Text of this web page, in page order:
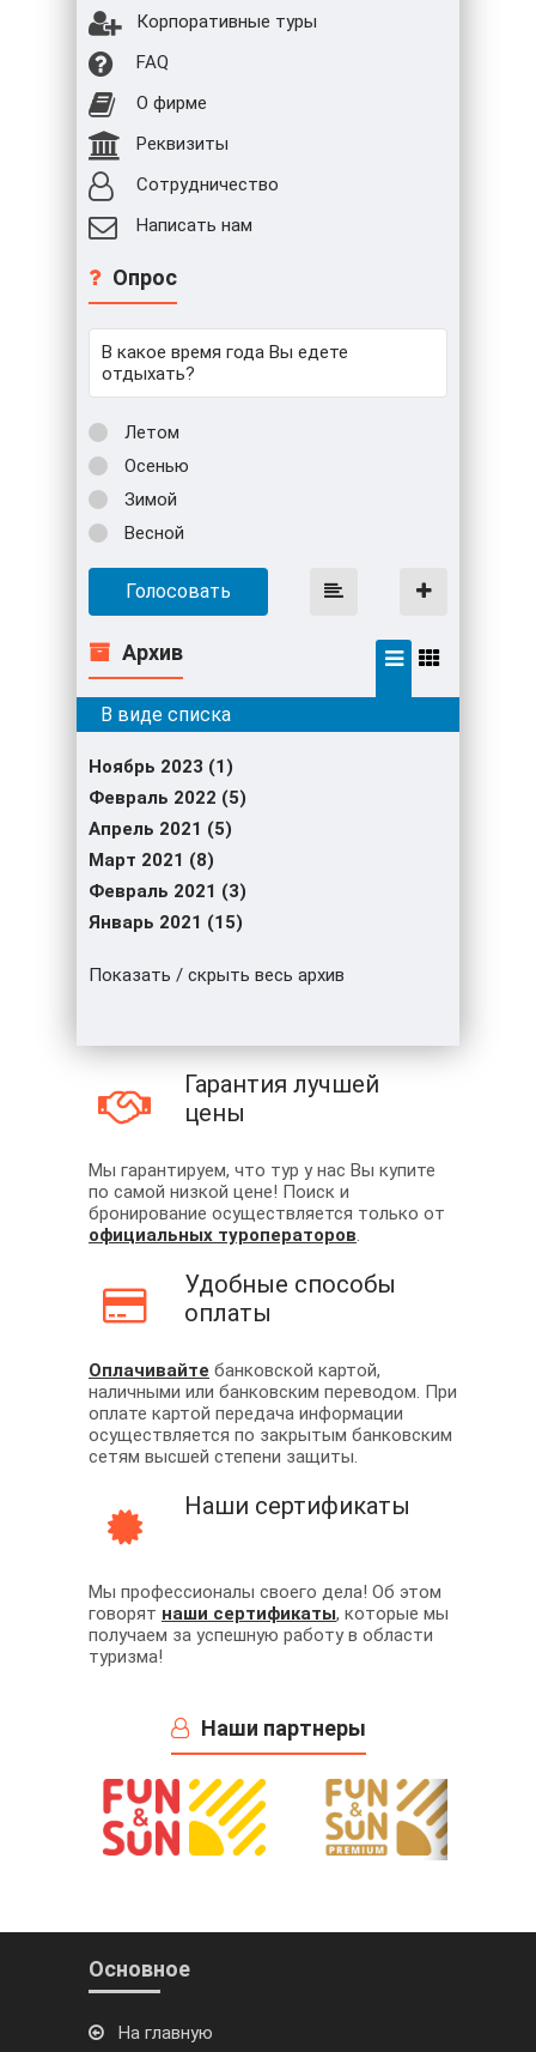
Корпоративные туры
FAQ
О фирме
Реквизиты
Сотрудничество
Написать нам
Опрос
В какое время года Вы едете
отдыхать?
Летом
Осенью
Зимой
Весной
Голосовать
Архив
Ноябрь 2023 (1)
Февраль 2022 (5)
Апрель 2021 (5)
Март 2021 (8)
Февраль 2021 (3)
Январь 2021 (15)
Показать / скрыть весь архив
Гарантия лучшей
цены
Мы гарантируем, что тур у нас Вы купите
по самой низкой цене! Поиск и
бронирование осуществляется только от
официальных туроператоров.
Удобные способы
оплаты
Оплачивайте банковской картой,
наличными или банковским переводом. При
оплате картой передача информации
осуществляется по закрытым банковским
сетям высшей степени защиты.
Наши сертификаты
Мы профессионалы своего дела! Об этом
говорят наши сертификаты, которые мы
получаем за успешную работу в области
туризма!
Наши партнеры
Основное
На главную